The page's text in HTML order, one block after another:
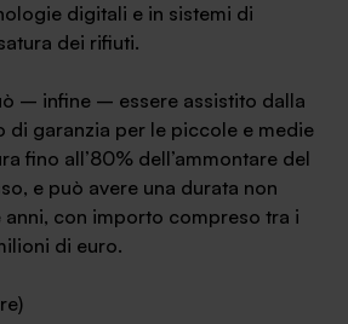
digitali e in sistemi di
dei rifiuti.
– infine – essere assistito dalla
di garanzia per le piccole e medie
fino all’80% dell’ammontare del
e può avere una durata non
con importo compreso tra i
di euro.